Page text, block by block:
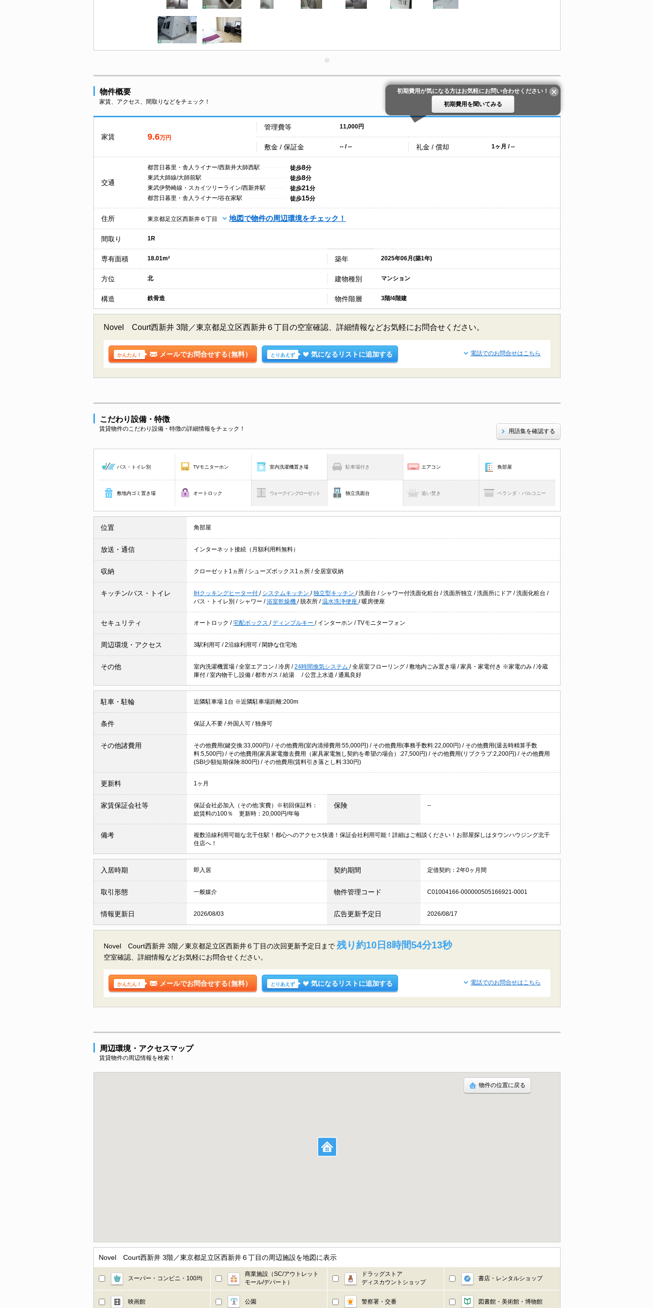
物件概要
家賃、アクセス、間取りなどをチェック！
初期費用が気になる方はお気軽にお問い合わせください！
初期費用を聞いてみる
家賃 9.6万円
管理費等 11,000円
敷金 / 保証金 -- / -- 礼金 / 償却 1ヶ月 / --
交通
都営日暮里・舎人ライナー/西新井大師西駅 徒歩8分
東武大師線/大師前駅
徒歩8分
東武伊勢崎線・スカイツリーライン/西新井駅
徒歩21分
都営日暮里・舎人ライナー/谷在家駅
徒歩15分
住所 東京都足立区西新井６丁目 地図で物件の周辺環境をチェック！
間取り 1R
専有面積 18.01m² 築年 2025年06月(築1年)
方位 北 建物種別 マンション
構造 鉄骨造 物件階層 3階/4階建
Novel Court西新井 3階／東京都足立区西新井６丁目の空室確認、詳細情報などお気軽にお問合せください。
かんたん！ メールでお問合せする（無料） とりあえず 気になるリストに追加する 電話でのお問合せはこちら
こだわり設備・特徴
賃貸物件のこだわり設備・特徴の詳細情報をチェック！ 用語集を確認する
バス・トイレ別 TVモニターホン 室内洗濯機置き場 駐車場付き エアコン 角部屋
敷地内ゴミ置き場 オートロック ウォークインクローゼット 独立洗面台 追い焚き ベランダ・バルコニー
位置 角部屋
放送・通信 インターネット接続（月額利用料無料）
収納 クローゼット1ヵ所 / シューズボックス1ヵ所 /全居室収納
キッチン/バス・トイレ IHクッキングヒーター付 / システムキッチン /独立型キッチン /洗面台 / シャワー付洗面化粧台 /洗面所独立 /洗面所にドア /洗面化粧台 /
バス・トイレ別 / シャワー /浴室乾燥機 / 脱衣所 /温水洗浄便座 / 暖房便座
セキュリティ オートロック /宅配ボックス /ディンプルキー / インターホン /TVモニターフォン
周辺環境・アクセス 3駅利用可 /2沿線利用可 / 閑静な住宅地
その他 室内洗濯機置場 /全室エアコン /冷房 /24時間換気システム /全居室フローリング /敷地内ごみ置き場 /家具・家電付き ※家電のみ /冷蔵
庫付 /室内物干し設備 /都市ガス /給湯 /公営上水道 /通風良好
駐車・駐輪 近隣駐車場 1台 ※近隣駐車場距離:200m
条件 保証人不要 /外国人可 /独身可
その他諸費用
その他費用(鍵交換:33,000円) / その他費用(室内清掃費用:55,000円) / その他費用(事務手数料:22,000円) / その他費用(退去時精算手数
料:5,500円) / その他費用(家具家電撤去費用（家具家電無し契約を希望の場合）:27,500円) / その他費用(リブクラブ:2,200円) / その他費用
(SBI少額短期保険:800円) / その他費用(賃料引き落とし料:330円)
更新料 1ヶ月
家賃保証会社等
保証会社必加入（その他:実費）※初回保証料：
総賃料の100％ 更新時：20,000円/年毎
保険 --
備考
複数沿線利用可能な北千住駅！都心へのアクセス快適！保証会社利用可能！詳細はご相談ください！お部屋探しはタウンハウジング北千
住店へ！
入居時期 即入居 契約期間 定借契約：2年0ヶ月間
取引形態 一般媒介 物件管理コード C01004166-000000505166921-0001
情報更新日 2026/08/03 広告更新予定日 2026/08/17
Novel Court西新井 3階／東京都足立区西新井６丁目の次回更新予定日まで 残り約10日8時間54分12秒
空室確認、詳細情報などお気軽にお問合せください。
かんたん！ メールでお問合せする（無料） とりあえず 気になるリストに追加する 電話でのお問合せはこちら
周辺環境・アクセスマップ
賃貸物件の周辺情報を検索！
物件の位置に戻る
Novel Court西新井 3階／東京都足立区西新井６丁目の周辺施設を地図に表示
スーパー・コンビニ・100均
商業施設（SC/アウトレット
モール/デパート）
ドラッグストア
ディスカウントショップ
書店・レンタルショップ
映画館 公園 警察署・交番 図書館・美術館・博物館